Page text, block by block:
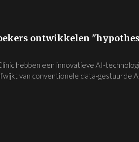
ontwikkelen
hebben een innovatieve AI-
van conventionele data-gestuurde